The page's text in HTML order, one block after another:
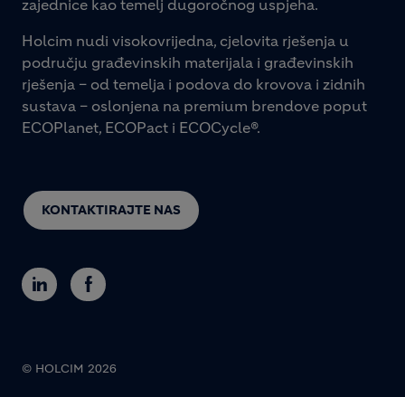
KONTAKTIRAJTE NAS
zajednice kao temelj dugoročnog uspjeha.
Holcim nudi visokovrijedna, cjelovita rješenja u
području građevinskih materijala i građevinskih
rješenja – od temelja i podova do krovova i zidnih
sustava – oslonjena na premium brendove poput
ECOPlanet, ECOPact i ECOCycle®.
© HOLCIM 2026